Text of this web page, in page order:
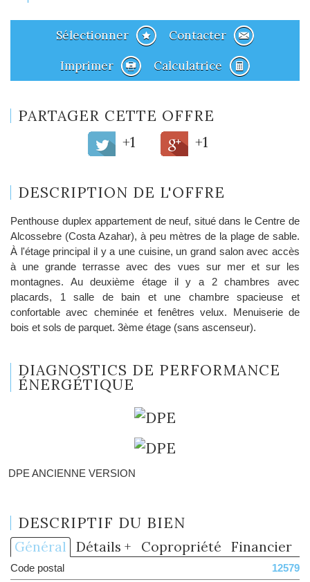
Sélectionner
Contacter
Imprimer
Calculatrice
PARTAGER CETTE OFFRE
+1
+1
DESCRIPTION DE L'OFFRE
Penthouse duplex appartement de neuf, situé dans le Centre de
Alcossebre (Costa Azahar), à peu mètres de la plage de sable.
À l'étage principal il y a une cuisine, un grand salon avec accès
à une grande terrasse avec des vues sur mer et sur les
montagnes. Au deuxième étage il y a 2 chambres avec
placards, 1 salle de bain et une chambre spacieuse et
confortable avec cheminée et fenêtres velux. Menuiserie de
bois et sols de parquet. 3ème étage (sans ascenseur).
DIAGNOSTICS DE PERFORMANCE
ÉNERGÉTIQUE
DPE ANCIENNE VERSION
DESCRIPTIF DU BIEN
Général Détails + Copropriété Financier
Code postal 12579